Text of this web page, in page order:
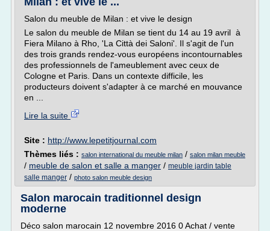
Salon du meuble de Milan : et vive le design
Le salon du meuble de Milan se tient du 14 au 19 avril à
Fiera Milano à Rho, 'La Città dei Saloni'. Il s'agit de l'un
des trois grands rendez-vous européens incontournables
des professionnels de l'ameublement avec ceux de
Cologne et Paris. Dans un contexte difficile, les
producteurs doivent s'adapter à ce marché en mouvance
en ...
Lire la suite
Site : http://www.lepetitjournal.com
Thèmes liés : salon international du meuble milan / salon milan meuble
/ meuble de salon et salle a manger / meuble jardin table
salle manger / photo salon meuble design
Salon marocain traditionnel design
moderne
Déco salon marocain 12 novembre 2016 0 Achat / vente